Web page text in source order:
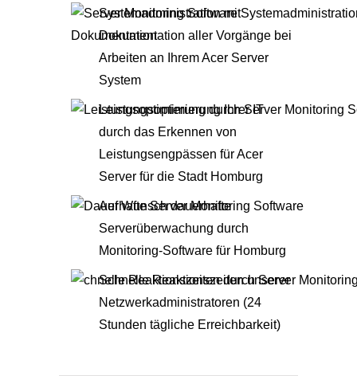
Systemadministration mit
Dokumentation aller Vorgänge bei
Arbeiten an Ihrem Acer Server
System
Leistungsoptimierung Ihrer IT
durch das Erkennen von
Leistungsengpässen für Acer
Server für die Stadt Homburg
Auf Wunsch dauerhafte
Serverüberwachung durch
Monitoring-Software für Homburg
Schnelle Reaktionszeiten unserer
Netzwerkadministratoren (24
Stunden tägliche Erreichbarkeit)